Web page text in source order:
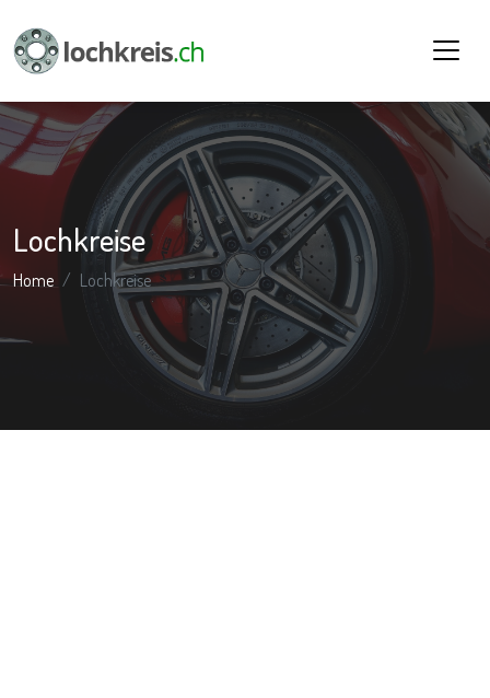
Lochkreise
Home Lochkreise